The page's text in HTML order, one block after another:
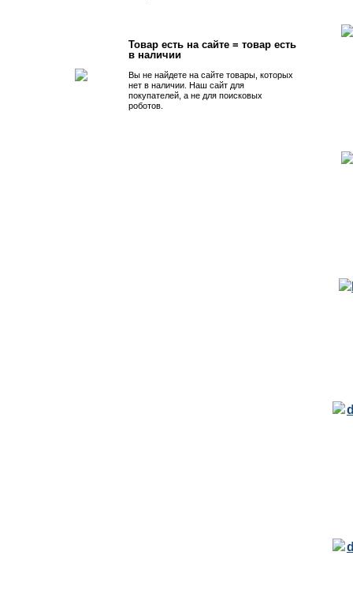
Товар есть на сайте = товар есть
в наличии
Вы не найдете на сайте товары, которых
нет в наличии. Наш сайт для
покупателей, а не для поисковых
роботов.